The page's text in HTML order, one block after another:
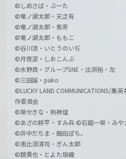
©しめさば・ぶーた
©竜ノ湖太郎・天之有
©竜ノ湖太郎・焦茶
©竜ノ湖太郎・ももこ
©谷川流・いとうのいぢ
©月夜涙・しおこんぶ
©水野良・グループSNE・出渕裕・左
©三田誠・pako
©LUCKY LAND COMMUNICATIONS/集
作委員会
©葵せきな・狗神煌
©あざの耕平・すみ兵 ©石踏一榮・みや
©井中だちま・飯田ぽち。
©恵比須清司・ぎん太郎
©鏡貴也・とよた瑣織